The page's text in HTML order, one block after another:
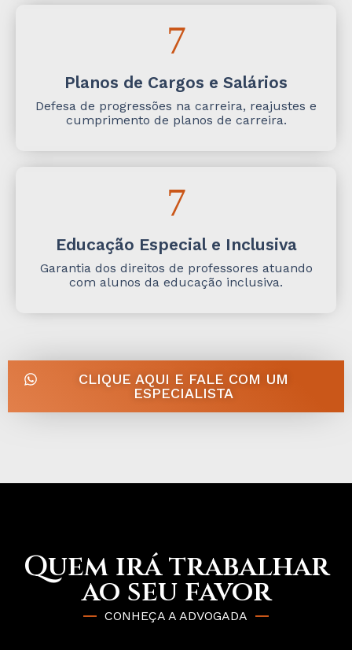
Planos de Cargos e Salários
Defesa de progressões na carreira, reajustes e
cumprimento de planos de carreira.
Educação Especial e Inclusiva
Garantia dos direitos de professores atuando
com alunos da educação inclusiva.
CLIQUE AQUI E FALE COM UM
ESPECIALISTA
Quem irá trabalhar
ao seu favor
CONHEÇA A ADVOGADA